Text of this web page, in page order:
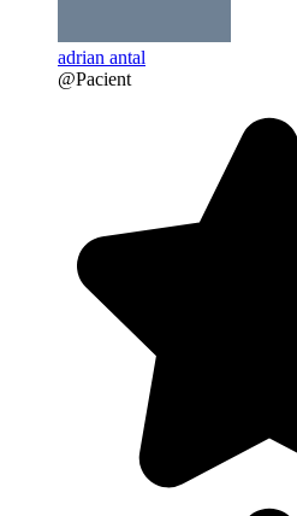
adrian antal
@Pacient